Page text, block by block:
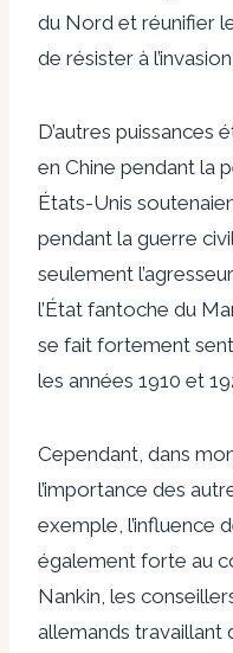
du Nord et réunifier
de résister à
D’autres puissances
en Chine pendant la
États-Unis
pendant la guerre
seulement
l’État fantoche du
se fait fortement
les années 1910 et
Cependant, dans
l’importance des
exemple, l’influence
également forte au
Nankin, les
allemands